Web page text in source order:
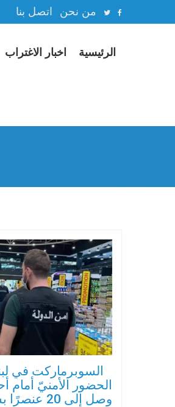
من نحن اتصل بنا
الرئيسية اخبار الاغتراب
السوبرماركت في
الحضور الأمنيّ أمام
وصل إلى 20 عنصرًا بسبب تفاقم الحالة!